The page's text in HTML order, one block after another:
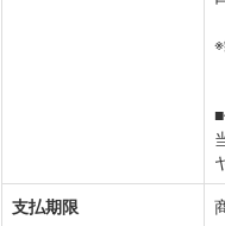
支払期限